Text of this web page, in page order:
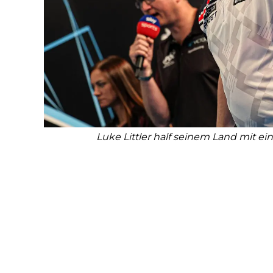
Luke Littler half seinem Land mit